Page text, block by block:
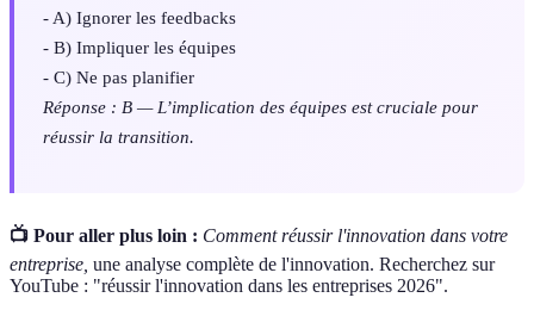
- A) Ignorer les feedbacks
- B) Impliquer les équipes
- C) Ne pas planifier
Réponse : B — L’implication des équipes est cruciale pour
réussir la transition.
📺 Pour aller plus loin : Comment réussir l'innovation dans votre
entreprise, une analyse complète de l'innovation. Recherchez sur
YouTube : "réussir l'innovation dans les entreprises 2026".